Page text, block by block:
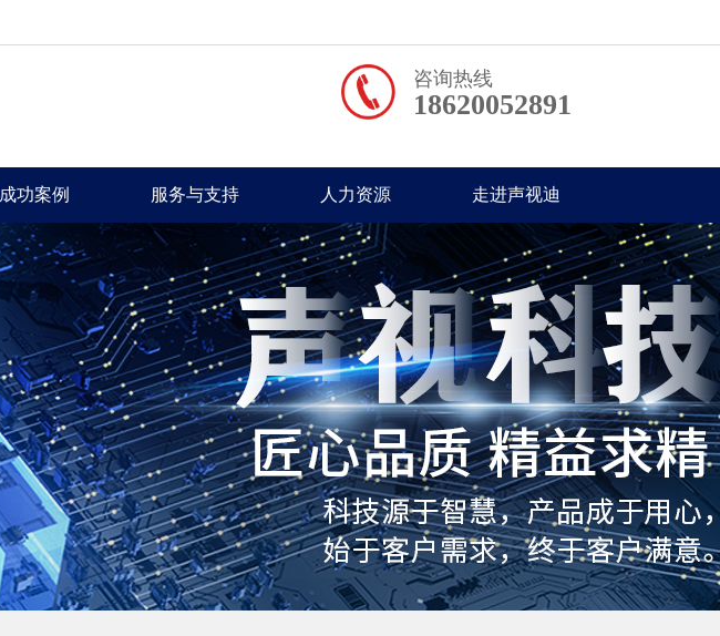
咨询热线
18620052891
成功案例 服务与支持 人力资源 走进声视迪